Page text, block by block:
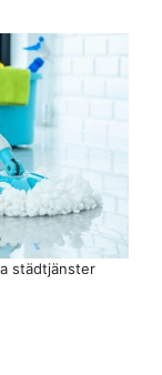
städtjänster